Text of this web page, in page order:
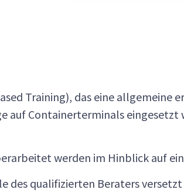
Training), das eine allgemeine
auf Containerterminals
werden im Hinblick auf
des qualifizierten Beraters